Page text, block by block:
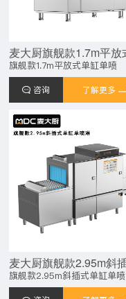
旗舰款1.7m平放式单缸单喷
咨询 了解更多
旗舰款2.95m斜插式单缸单喷